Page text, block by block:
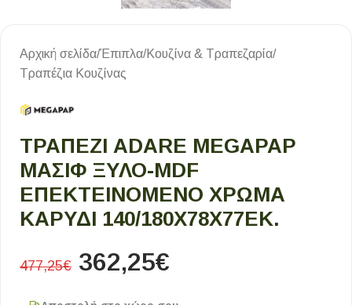
Αρχική σελίδα/Έπιπλα/Κουζίνα & Τραπεζαρία/
Τραπέζια Κουζίνας
ΤΡΑΠΈΖΙ ADARE MEGAPAP
ΜΑΣΊΦ ΞΎΛΟ-MDF
ΕΠΕΚΤΕΙΝΌΜΕΝΟ ΧΡΏΜΑ
ΚΑΡΥΔΊ 140/180X78X77ΕΚ.
477,25€ 362,25€